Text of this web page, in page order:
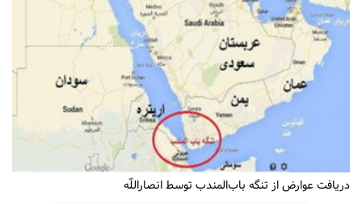
دریافت عوارض از تنگه باب‌المندب توسط انصاراللّه